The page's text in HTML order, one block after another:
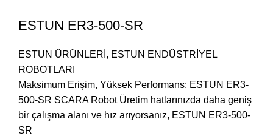
ESTUN ER3-500-SR
ESTUN ÜRÜNLERİ , ESTUN ENDÜSTRİYEL
ROBOTLARI
Maksimum Erişim, Yüksek Performans: ESTUN ER3-
500-SR SCARA Robot Üretim hatlarınızda daha geniş
bir çalışma alanı ve hız arıyorsanız, ESTUN ER3-500-
SR